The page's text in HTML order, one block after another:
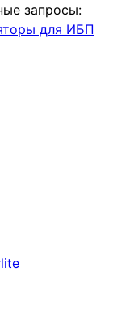
запросы:
для ИБП